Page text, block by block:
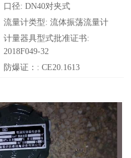
口径: DN40对夹式
流量计类型: 流体振荡流量计
计量器具型式批准证书:
2018F049-32
防爆证：: CE20.1613